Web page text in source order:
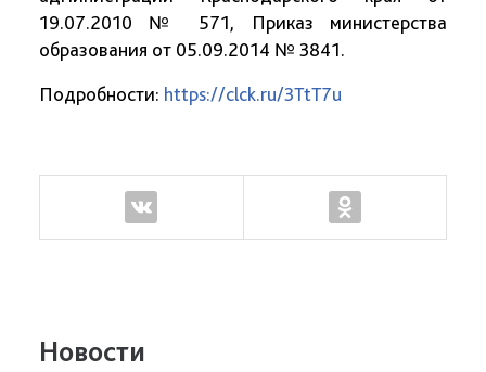
19.07.2010 № 571, Приказ министерства
образования от 05.09.2014 № 3841.
Подробности: https://clck.ru/3TtT7u
Новости